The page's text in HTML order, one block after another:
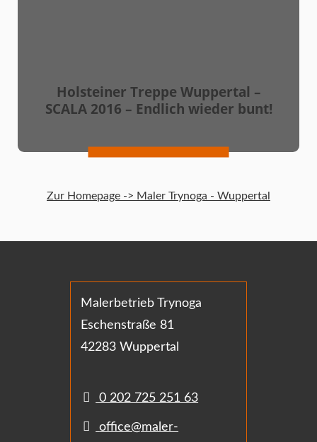
Holsteiner Treppe Wuppertal –
SCALA 2016 – Endlich wieder bunt!
Zur Homepage -> Maler Trynoga - Wuppertal
Malerbetrieb Trynoga
Eschenstraße 81
42283 Wuppertal
0 202 725 251 63
office@maler-